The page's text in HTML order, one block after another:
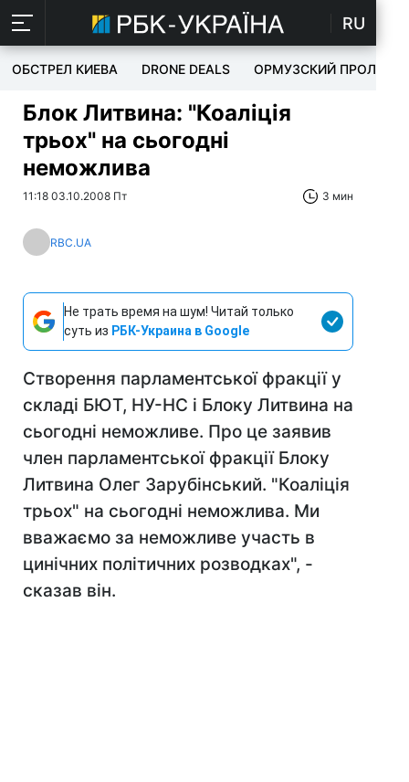
RU
ОБСТРЕЛ КИЕВА DRONE DEALS ОРМУЗСКИЙ ПРОЛИВ
Блок Литвина: "Коаліція
трьох" на сьогодні
неможлива
11:18 03.10.2008 Пт 3 мин
RBC.UA
Не трать время на шум! Читай только
суть из РБК-Украина в Google
Створення парламентської фракції у
складі БЮТ, НУ-НС і Блоку Литвина на
сьогодні неможливе. Про це заявив
член парламентської фракції Блоку
Литвина Олег Зарубінський. "Коаліція
трьох" на сьогодні неможлива. Ми
вважаємо за неможливе участь в
цинічних політичних розводках", -
сказав він.